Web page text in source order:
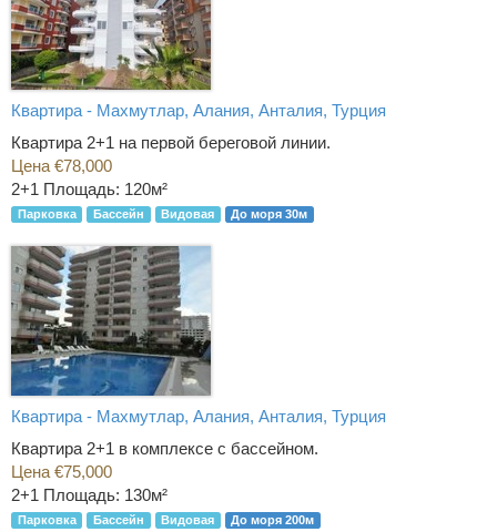
Квартира - Махмутлар, Алания, Анталия, Турция
Квартира 2+1 на первой береговой линии.
Цена €78,000
2+1 Площадь: 120м²
Парковка Бассейн Видовая До моря 30м
Квартира - Махмутлар, Алания, Анталия, Турция
Квартира 2+1 в комплексе с бассейном.
Цена €75,000
2+1 Площадь: 130м²
Парковка Бассейн Видовая До моря 200м